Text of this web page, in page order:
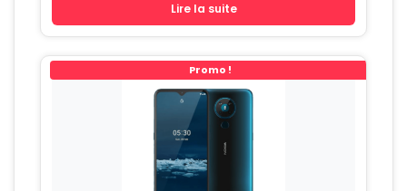
Lire la suite
Promo !